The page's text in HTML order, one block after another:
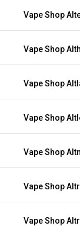
Vape Shop
Vape Shop
Vape Shop
Vape Shop
Vape Shop
Vape Shop
Vape Shop